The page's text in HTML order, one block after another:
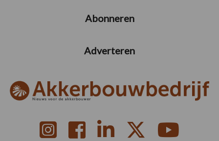
Abonneren
Adverteren